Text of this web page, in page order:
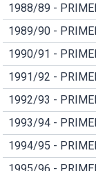
1988/89 -
1989/90 -
1990/91 -
1991/92 -
1992/93 -
1993/94 -
1994/95 -